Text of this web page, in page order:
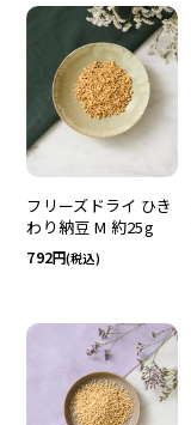
フリーズドライ ひき
わり納豆 M 約25g
792 (税込)